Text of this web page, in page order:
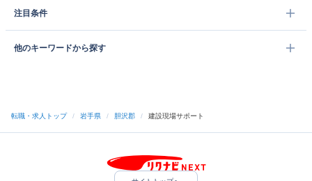
注目条件
他のキーワードから探す
転職・求人トップ / 岩手県 / 胆沢郡 / 建設現場サポート